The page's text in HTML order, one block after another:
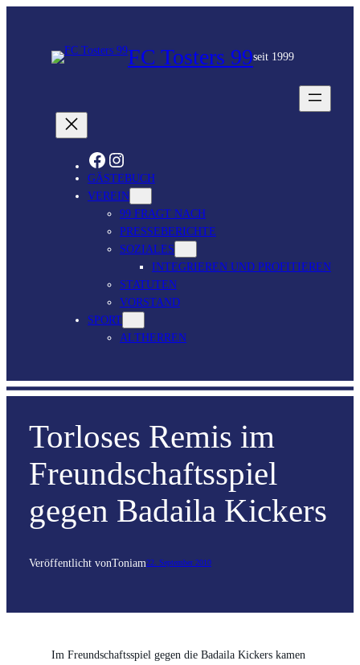
FC Tosters 99seit 1999
FACEBOOK INSTAGRAM
GÄSTEBUCH
VEREIN
99 FRAGT NACH
PRESSEBERICHTE
SOZIALES
INTEGRIEREN UND PROFITIEREN
STATUTEN
VORSTAND
SPORT
ALTHERREN
Torloses Remis im
Freundschaftsspiel
gegen Badaila Kickers
Veröffentlicht vonToniam22. September 2010
Im Freundschaftsspiel gegen die Badaila Kickers kamen